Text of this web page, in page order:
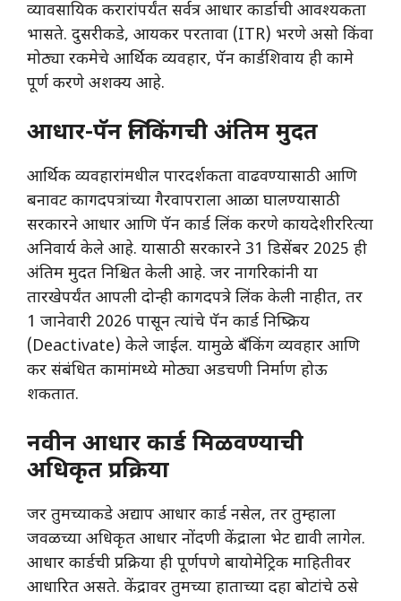
व्यावसायिक करारांपर्यंत सर्वत्र आधार कार्डाची आवश्यकता
भासते. दुसरीकडे, आयकर परतावा (ITR) भरणे असो किंवा
मोठ्या रकमेचे आर्थिक व्यवहार, पॅन कार्डशिवाय ही कामे
पूर्ण करणे अशक्य आहे.
आधार-पॅन लिंकिंगची अंतिम मुदत
​आर्थिक व्यवहारांमधील पारदर्शकता वाढवण्यासाठी आणि
बनावट कागदपत्रांच्या गैरवापराला आळा घालण्यासाठी
सरकारने आधार आणि पॅन कार्ड लिंक करणे कायदेशीररित्या
अनिवार्य केले आहे. यासाठी सरकारने 31 डिसेंबर 2025 ही
अंतिम मुदत निश्चित केली आहे. जर नागरिकांनी या
तारखेपर्यंत आपली दोन्ही कागदपत्रे लिंक केली नाहीत, तर
1 जानेवारी 2026 पासून त्यांचे पॅन कार्ड निष्क्रिय
(Deactivate) केले जाईल. यामुळे बँकिंग व्यवहार आणि
कर संबंधित कामांमध्ये मोठ्या अडचणी निर्माण होऊ
शकतात.
नवीन आधार कार्ड मिळवण्याची
अधिकृत प्रक्रिया
​जर तुमच्याकडे अद्याप आधार कार्ड नसेल, तर तुम्हाला
जवळच्या अधिकृत आधार नोंदणी केंद्राला भेट द्यावी लागेल.
आधार कार्डची प्रक्रिया ही पूर्णपणे बायोमेट्रिक माहितीवर
आधारित असते. केंद्रावर तुमच्या हाताच्या दहा बोटांचे ठसे